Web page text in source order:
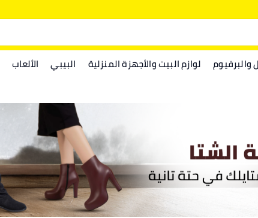
والبرفيوم لوازم البيت والأجهزة المنزلية البيبي الألعاب